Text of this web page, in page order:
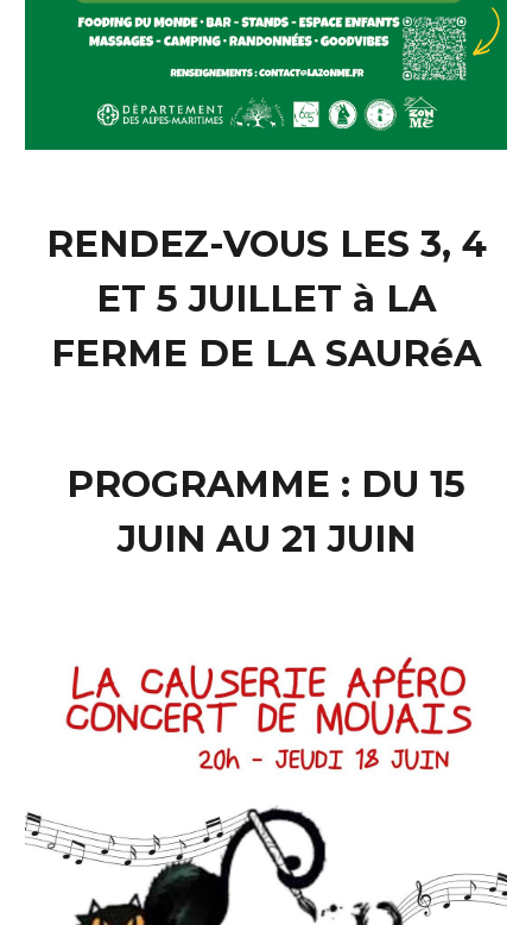
RENDEZ-VOUS LES 3, 4
ET 5 JUILLET à LA
FERME DE LA SAURéA
PROGRAMME : DU 15
JUIN AU 21 JUIN